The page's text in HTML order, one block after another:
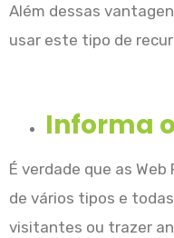
Além dessas
usar este tipo de
Informa
É verdade que as
de vários tipos e
visitantes ou trazer